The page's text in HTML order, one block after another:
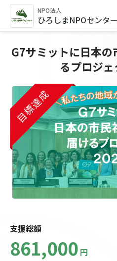
NPO法人
ひろしまNPOセンター
G7サミットに日本
るプロジ
目標達成
支援総額
861,000 円